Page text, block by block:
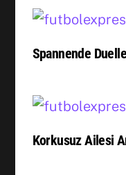
Spannende
Korkusuz Ailesi